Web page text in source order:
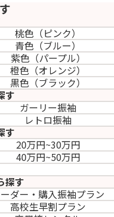
桃色（ピンク）
青色（ブルー）
紫色（パープル）
橙色（オレンジ）
黒色（ブラック）
す
ガーリー振袖
レトロ振袖
す
20万円~30万円
40万円~50万円
探す
ダー・購入振袖プラン
高校生早割プラン